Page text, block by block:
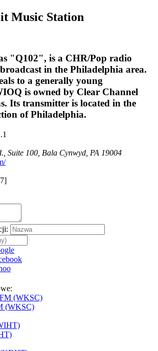
Music Station
"Q102", is a CHR/Pop radio
in the Philadelphia area.
to a generally young
is owned by Clear Channel
Its transmitter is located in the
of Philadelphia.
Suite 100, Bala Cynwyd, PA 19004
]
(WKSC)